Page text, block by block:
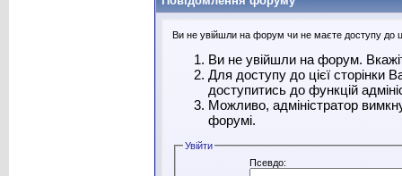
Ви не увійшли на форум чи не маєте доступу до
Ви не увійшли на форум.
Для доступу до цієї сторінки
доступитись до функцій
Можливо, адміністратор
форумі.
Увійти
Псевдо: